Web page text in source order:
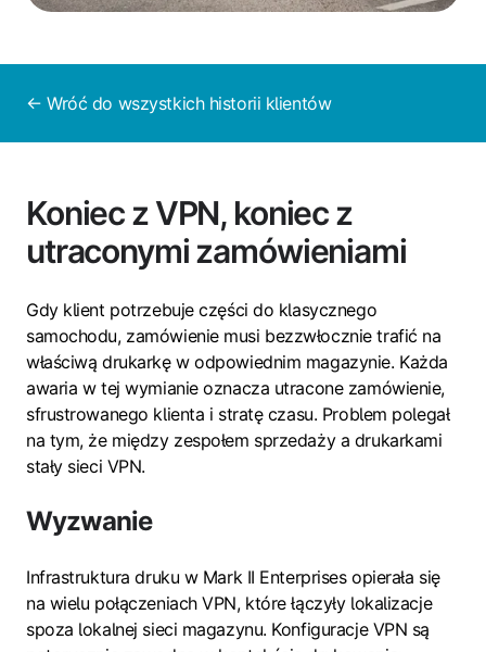
← Wróć do wszystkich historii klientów
Koniec z VPN, koniec z
utraconymi zamówieniami
Gdy klient potrzebuje części do klasycznego
samochodu, zamówienie musi bezzwłocznie trafić na
właściwą drukarkę w odpowiednim magazynie. Każda
awaria w tej wymianie oznacza utracone zamówienie,
sfrustrowanego klienta i stratę czasu. Problem polegał
na tym, że między zespołem sprzedaży a drukarkami
stały sieci VPN.
Wyzwanie
Infrastruktura druku w Mark II Enterprises opierała się
na wielu połączeniach VPN, które łączyły lokalizacje
spoza lokalnej sieci magazynu. Konfiguracje VPN są